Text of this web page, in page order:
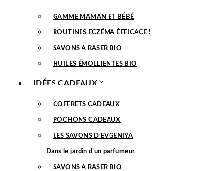
GAMME MAMAN ET BÉBÉ
ROUTINES ECZÉMA ÉFFICACE !
SAVONS A RASER BIO
HUILES ÉMOLLIENTES BIO
IDÉES CADEAUX
COFFRETS CADEAUX
POCHONS CADEAUX
LES SAVONS D’EVGENIYA
Dans le jardin d’un parfumeur
SAVONS A RASER BIO